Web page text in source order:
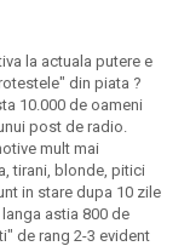
la actuala putere e
din piata ?
10.000 de oameni
post de radio.
mult mai
tirani, blonde, pitici
in stare dupa 10 zile
astia 800 de
de rang 2-3 evident